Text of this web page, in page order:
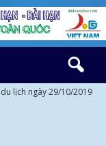
lịch ngày 29/10/2019